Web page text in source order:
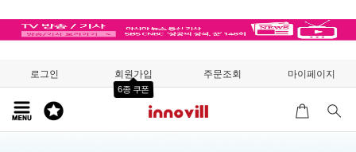
로그인 회원가입
6종 쿠폰
주문조회 마이페이지